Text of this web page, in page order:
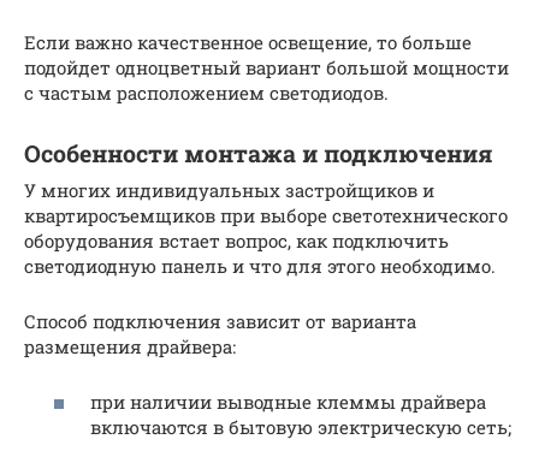
Если важно качественное освещение, то больше
подойдет одноцветный вариант большой мощности
с частым расположением светодиодов.
Особенности монтажа и подключения
У многих индивидуальных застройщиков и
квартиросъемщиков при выборе светотехнического
оборудования встает вопрос, как подключить
светодиодную панель и что для этого необходимо.
Способ подключения зависит от варианта
размещения драйвера:
при наличии выводные клеммы драйвера
включаются в бытовую электрическую сеть;